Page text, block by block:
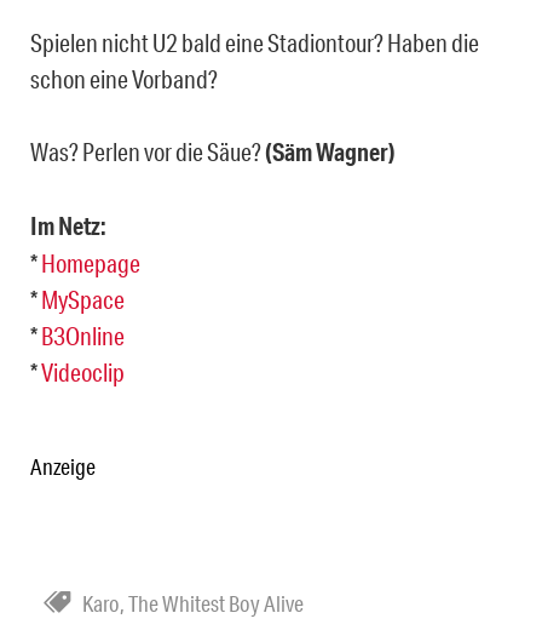
Spielen nicht U2 bald eine Stadiontour? Haben die
schon eine Vorband?
Was? Perlen vor die Säue?(Säm Wagner)
Im Netz:
*Homepage
*MySpace
*B3Online
*Videoclip
Anzeige
Karo,The Whitest Boy Alive